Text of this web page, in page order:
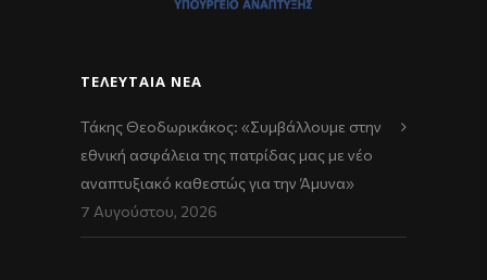
ΤΕΛΕΥΤΑΊΑ ΝΈΑ
Τάκης Θεοδωρικάκος: «Συμβάλλουμε στην
εθνική ασφάλεια της πατρίδας μας με νέο
αναπτυξιακό καθεστώς για την Άμυνα»
7 Αυγούστου, 2026